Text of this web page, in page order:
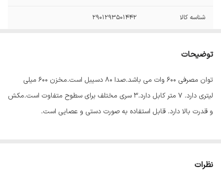
شناسه کالا ۲۹۰۱۲۹۳۵۰۱۴۴۲
توضیحات
توان مصرفی ۶۰۰ وات می باشد.صدا ۸۰ دسیبل است.مخزن ۶۰۰ میلی
لیتری دارد. ۷ متر کابل دارد.۳ سری مختلف برای سطوح متفاوت است.مکش
و قدرت بالا دارد. قابل استفاده به صورت دستی و عصایی است.
نظرات